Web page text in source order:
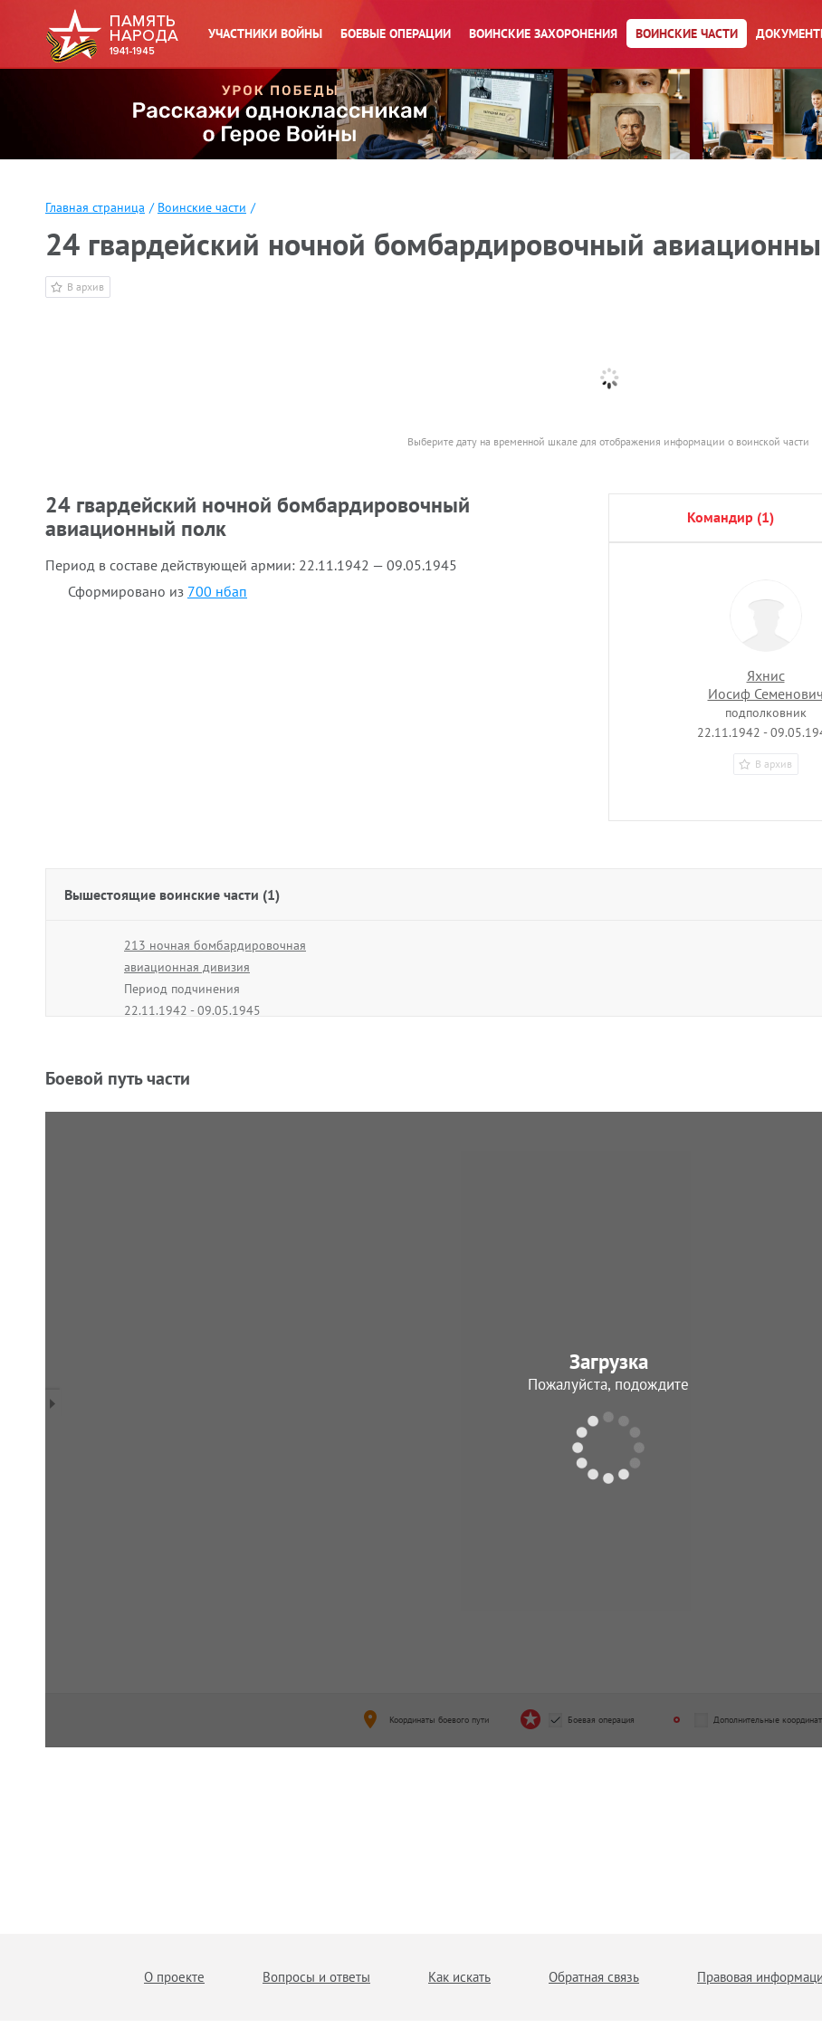
УЧАСТНИКИ ВОЙНЫ БОЕВЫЕ ОПЕРАЦИИ ВОИНСКИЕ ЗАХОРОНЕНИЯ ВОИНСКИЕ ЧАСТИ
Главная страница / Воинские части /
24 гвардейский ночной бомбардировочный
В архив
Выберите дату на временной шкале для отображения информации о воинской части
24 гвардейский ночной бомбардировочный
авиационный полк
Период в составе действующей армии: 22.11.1942 — 09.05.1945
Сформировано из 700 нбап
командир (1)
Яхнис
Иосиф Семенович
подполковник
22.11.1942 -
В архив
Вышестоящие воинские части (1)
213 ночная бомбардировочная
авиационная дивизия
Период подчинения
22.11.1942 - 09.05.1945
Боевой путь части
Координаты боевого пути Боевая операция Дополнительные
Загрузка
Пожалуйста, подождите
О проекте Вопросы и ответы Как искать Обратная связь Правовая